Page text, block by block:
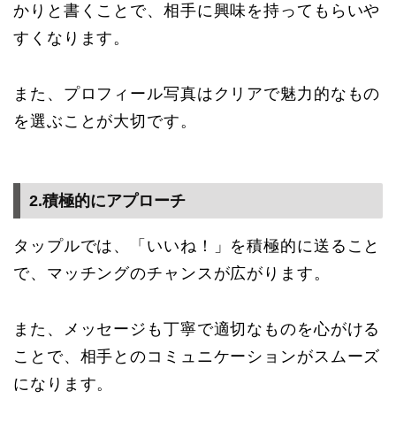
かりと書くことで、相手に興味を持ってもらいや
すくなります。
また、プロフィール写真はクリアで魅力的なもの
を選ぶことが大切です。
2.積極的にアプローチ
タップルでは、「いいね！」を積極的に送ること
で、マッチングのチャンスが広がります。
また、メッセージも丁寧で適切なものを心がける
ことで、相手とのコミュニケーションがスムーズ
になります。